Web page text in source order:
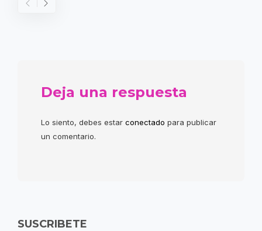
Deja una respuesta
Lo siento, debes estar conectado para publicar
un comentario.
SUSCRIBETE